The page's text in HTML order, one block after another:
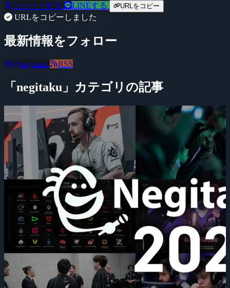
ツイートする LINEする URLをコピー
URLをコピーしました
最新情報をフォロー
@negitaku RSS
「negitaku」カテゴリの記事